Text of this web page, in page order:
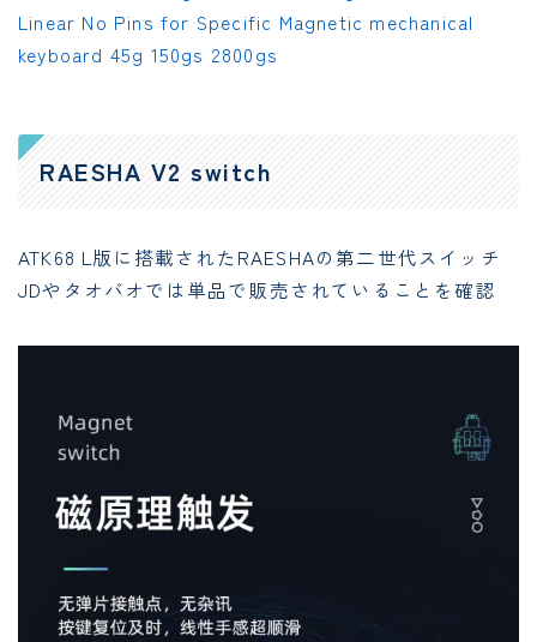
Linear No Pins for Specific Magnetic mechanical
keyboard 45g 150gs 2800gs
RAESHA V2 switch
ATK68 L版に搭載されたRAESHAの第二世代スイッチ
JDやタオバオでは単品で販売されていることを確認